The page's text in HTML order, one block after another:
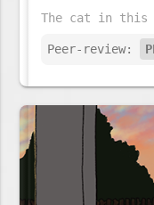
Peer-review: